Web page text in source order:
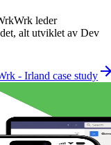
leder
alt utviklet av Dev
- Irland case study